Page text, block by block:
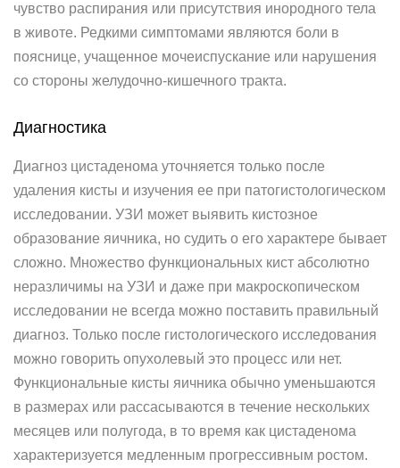
чувство распирания или присутствия инородного тела
в животе. Редкими симптомами являются боли в
пояснице, учащенное мочеиспускание или нарушения
со стороны желудочно-кишечного тракта.
Диагностика
Диагноз цистаденома уточняется только после
удаления кисты и изучения ее при патогистологическом
исследовании. УЗИ может выявить кистозное
образование яичника, но судить о его характере бывает
сложно. Множество функциональных кист абсолютно
неразличимы на УЗИ и даже при макроскопическом
исследовании не всегда можно поставить правильный
диагноз. Только после гистологического исследования
можно говорить опухолевый это процесс или нет.
Функциональные кисты яичника обычно уменьшаются
в размерах или рассасываются в течение нескольких
месяцев или полугода, в то время как цистаденома
характеризуется медленным прогрессивным ростом.